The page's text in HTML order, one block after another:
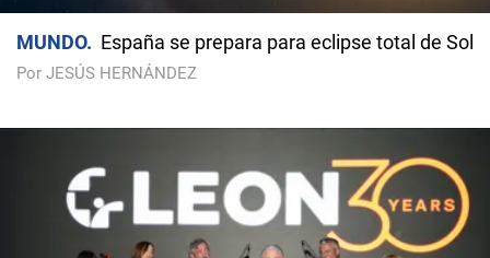
MUNDO España se prepara para eclipse total de Sol
Por JESÚS HERNÁNDEZ